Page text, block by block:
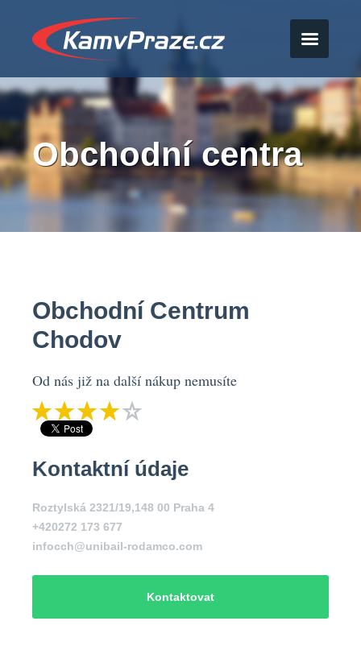
Obchodní centra
Obchodní Centrum
Chodov
Od nás již na další nákup nemusíte
Kontaktní údaje
Roztylská 2321/19,148 00 Praha 4
+420272 173 677
infocch@unibail-rodamco.com
Kontaktovat